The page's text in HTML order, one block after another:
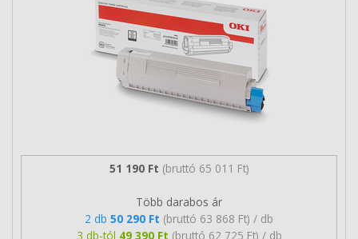
51 190 Ft (bruttó 65 011 Ft)
Több darabos ár
2 db 50 290 Ft (bruttó 63 868 Ft) / db
3 db-tól 49 390 Ft (bruttó 62 725 Ft) / db